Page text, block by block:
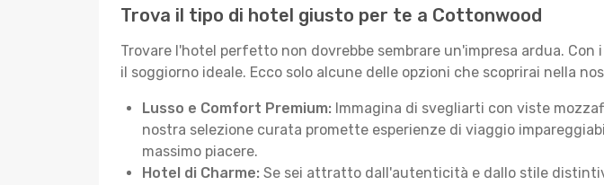
Trova il tipo di hotel giusto per te a Cottonwood
Trovare l'hotel perfetto non dovrebbe sembrare un'impresa ardua.
il soggiorno ideale. Ecco solo alcune delle opzioni che scoprirai nella
Lusso e Comfort Premium: Immagina di svegliarti con viste
nostra selezione curata promette esperienze di viaggio
massimo piacere.
Hotel di Charme: Se sei attratto dall'autenticità e dallo stile